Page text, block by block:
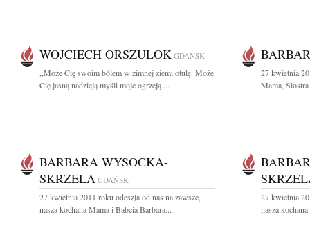
WOJCIECH ORSZULOK GDAŃSK
,,Może Cię swoim bólem w zimnej ziemi otulę. Może
Cię jasną nadzieją myśli moje ogrzeją....
27 kwietnia
Mama,
BARBARA WYSOCKA-
SKRZELA GDAŃSK
27 kwietnia 2011 roku odeszła od nas na zawsze,
nasza kochana Mama i Babcia Barbara...
27 kwietnia
nasza